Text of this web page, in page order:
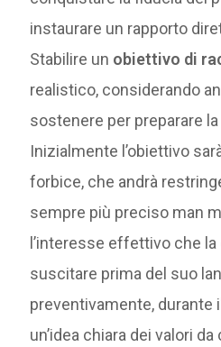
instaurare un rapporto
Stabilire un obiettivo di
realistico, considerando
sostenere per preparare
Inizialmente l’obiettivo
forbice, che andrà
sempre più preciso man
l’interesse effettivo che la
suscitare prima del suo
preventivamente, durante
un’idea chiara dei valori